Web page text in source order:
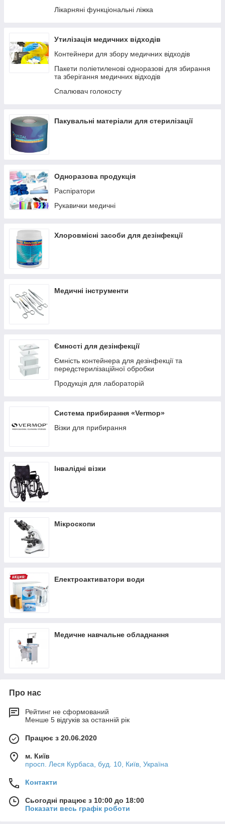
Пульсоксиметри
Центрифуги лабораторні
Негатоскопи
Електрокардіографи
Дерматологія, апарати для лікування псоріазу
Інсулінотерапія
Шприцеві дозатори
Апарати CPAP/BPAP
Наконечники
Лікарняні функціональні ліжка
Утилізація медичних відходів
Контейнери для збору медичних відходів
Пакети поліетиленові одноразові для збирання
та зберігання медичних відходів
Спалювач голокосту
Пакувальні матеріали для стерилізації
Одноразова продукція
Распіратори
Рукавички медичні
Хлоровмісні засоби для дезінфекції
Медичні інструменти
Ємності для дезінфекції
Ємність контейнера для дезінфекції та
передстерилізаційної обробки
Продукція для лабораторій
Система прибирання «Vermop»
Візки для прибирання
Інвалідні візки
Мікроскопи
Електроактиватори води
Медичне навчальне обладнання
Про нас
Рейтинг не сформований
Менше 5 відгуків за останній рік
Працює з 20.06.2020
м. Київ
просп. Леся Курбаса, буд. 10, Київ, Україна
Контакти
Сьогодні працює з 10:00 до 18:00
Показати весь графік роботи